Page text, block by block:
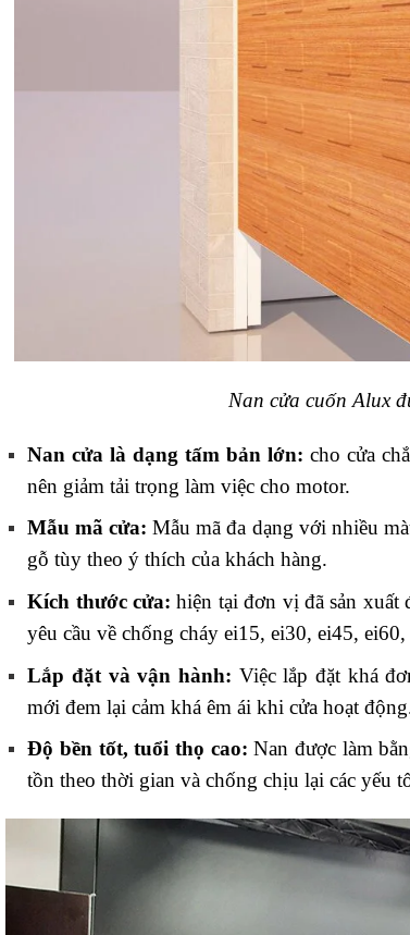
Nan cửa cuốn Alux
Nan cửa là dạng tấm bản lớn: cho cửa
nên giảm tải trọng làm việc cho motor.
Mẫu mã cửa: Mẫu mã đa dạng với nhiều
gỗ tùy theo ý thích của khách hàng.
Kích thước cửa: hiện tại đơn vị đã sản xuất
yêu cầu về chống cháy ei15, ei30, ei45, ei60,
Lắp đặt và vận hành: Việc lắp đặt khá
mới đem lại cảm khá êm ái khi cửa hoạt
Độ bền tốt, tuổi thọ cao: Nan được làm
tồn theo thời gian và chống chịu lại các yếu